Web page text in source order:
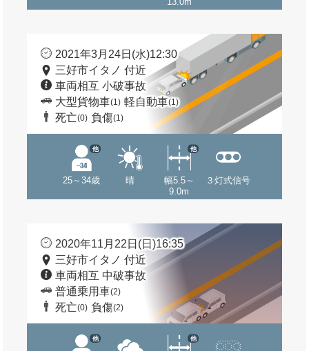
2021年3月24日(水)12:30
三好市イタノ 付近
車両相互 小破事故
大型貨物車(1) 軽自動車(1)
死亡(0) 負傷(1)
25～34歳
他
晴
幅5.5～
9.0m
他
３灯式信号
2020年11月22日(日)16:35
三好市イタノ 付近
車両相互 中破事故
普通乗用車(2)
死亡(0) 負傷(2)
他 他